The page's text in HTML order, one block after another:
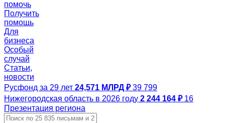
помочь
Получить
помощь
Для
бизнеса
Особый
случай
Статьи,
новости
Русфонд за 29 лет 24,571 МЛРД ₽ 39 799
Нижегородская область в 2026 году 2 244 164 ₽ 16
Презентация региона